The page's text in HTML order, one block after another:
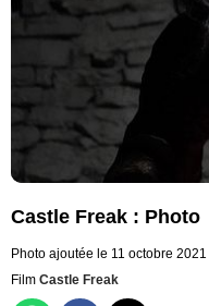
Castle Freak : Photo
Photo ajoutée le 11 octobre 2021
Film Castle Freak